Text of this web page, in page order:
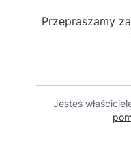
Przepraszamy
Jesteś